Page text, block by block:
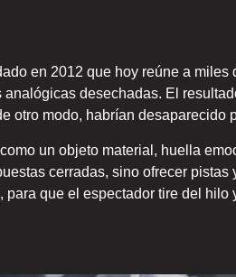
en 2012 que hoy reúne a miles
desechadas. El
otro modo, habrían desaparecido
un objeto material, huella
cerradas, sino ofrecer pistas
que el espectador tire del hilo